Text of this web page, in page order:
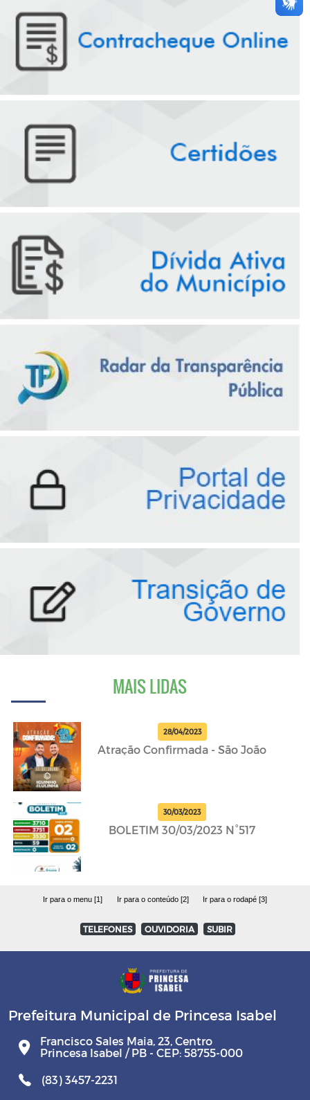
MAIS LIDAS
28/04/2023
Atração Confirmada - São João
30/03/2023
BOLETIM 30/03/2023 N°517
Ir para o menu [1] Ir para o conteúdo [2] Ir para o rodapé [3]
TELEFONES OUVIDORIA SUBIR
Prefeitura Municipal de Princesa Isabel
Francisco Sales Maia, 23, Centro
Princesa Isabel / PB - CEP: 58755-000
(83) 3457-2231